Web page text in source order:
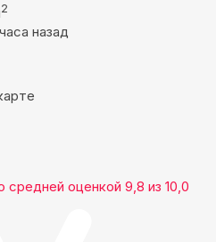
2
назад
средней оценкой 9,8 из 10,0